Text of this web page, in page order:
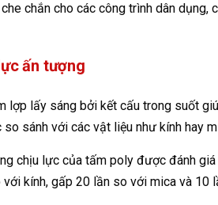
chắn cho các công trình dân
ấn tượng
lấy sáng bởi kết cấu trong suốt
sánh với các vật liệu như kính hay
chịu lực của tấm poly được đánh
kính, gấp 20 lần so với mica và 10